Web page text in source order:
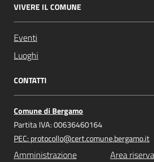
VIVERE IL COMUNE
Eventi
Luoghi
CONTATTI
Comune di Bergamo
Partita IVA: 00636460164
PEC: protocollo@cert.comune.bergamo.it
Amministrazione
Area